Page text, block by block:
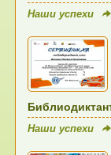
Наши успехи
Наши успехи